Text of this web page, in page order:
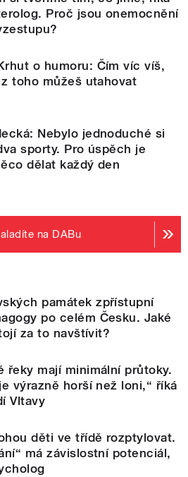
Proč jsou onemocnění
o humoru: Čím víc víš,
toho můžeš utahovat
Nebylo jednoduché si
sporty. Pro úspěch je
dělat každý den
na DABu
památek zpřístupní
po celém Česku. Jaké
za to navštívit?
řeky mají minimální průtoky.
výrazně horší než loni,“ říká
Vltavy
děti ve třídě rozptylovat.
má závislostní potenciál,